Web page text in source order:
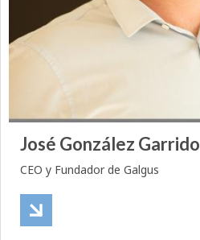
José González Garrido
CEO y Fundador de Galgus